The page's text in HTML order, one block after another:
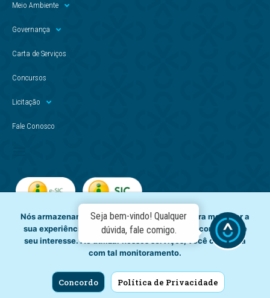
Meio Ambiente
Governança
Carta de Serviços
Concursos
Licitação
Fale Conosco
Copyright © - Casal. Todos os direitos reservados.
CNPJ: 012.294.708/0001-81
Nós armazenamos dados temporariamente para melhorar a
sua experiência de navegação e recomendar conteúdo de
seu interesse. Ao utilizar nossos serviços, você concorda
com tal monitoramento.
Concordo Política de Privacidade
Seja bem-vindo! Qualquer
dúvida, fale comigo.